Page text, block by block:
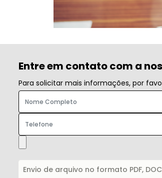
Entre em contato com a
Para solicitar mais informações, por
Envio de arquivo no formato PDF,